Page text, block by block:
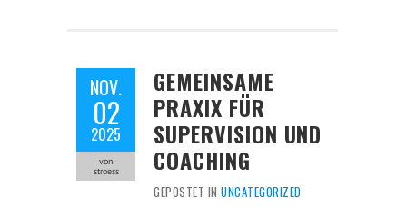
NOV.
02
2025
von
stroess
GEMEINSAME
PRAXIX FÜR
SUPERVISION UND
COACHING
GEPOSTET INUNCATEGORIZED